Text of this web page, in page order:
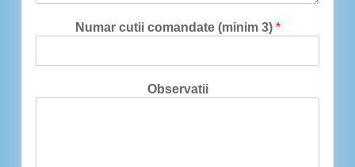
Numar cutii comandate (minim 3) *
Observatii